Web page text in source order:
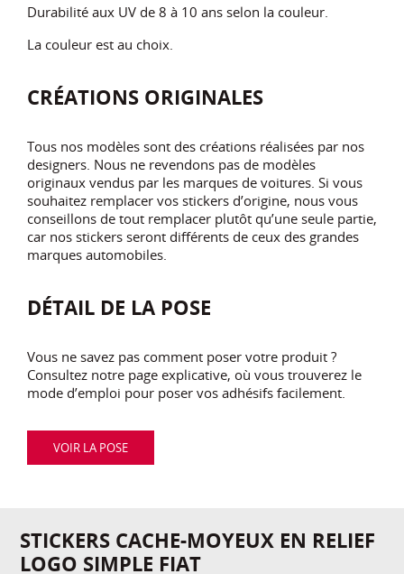
Durabilité aux UV de 8 à 10 ans selon la couleur.
La couleur est au choix.
CRÉATIONS ORIGINALES
Tous nos modèles sont des créations réalisées par nos
designers. Nous ne revendons pas de modèles
originaux vendus par les marques de voitures. Si vous
souhaitez remplacer vos stickers d’origine, nous vous
conseillons de tout remplacer plutôt qu’une seule partie,
car nos stickers seront différents de ceux des grandes
marques automobiles.
DÉTAIL DE LA POSE
Vous ne savez pas comment poser votre produit ?
Consultez notre page explicative, où vous trouverez le
mode d’emploi pour poser vos adhésifs facilement.
VOIR LA POSE
STICKERS CACHE-MOYEUX EN RELIEF
LOGO SIMPLE FIAT